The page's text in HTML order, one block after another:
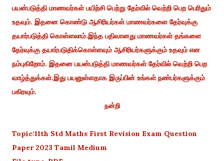
பயன்படுத்தி மாணவர்கள் பயிற்சி பெற்று தேர்வில் வெற்றி பெற பெரிதும்
உதவும். இதனை கொண்டு ஆசிரியர்கள் மாணவர்களை தேர்வுக்கு
தயார்படுத்தி கொள்ளலாம்.இந்த பதிவானது மாணவர்கள் தங்களை
தேர்வுக்கு தயார்படுதிக்கொள்ளவும் ஆசிரியர்களுக்கும் உதவும் என
நம்புகிறோம். இதனை பயன்படுத்தி மாணவர்கள் தேர்வில் வெற்றி பெற
வாழ்த்துக்கள்.இது பயனுள்ளதாக இருப்பின் உங்கள் நண்பர்களுக்கும்
பகிரவும்.
நன்றி
Topic:11th Std Maths First Revision Exam Question
Paper 2023 Tamil Medium